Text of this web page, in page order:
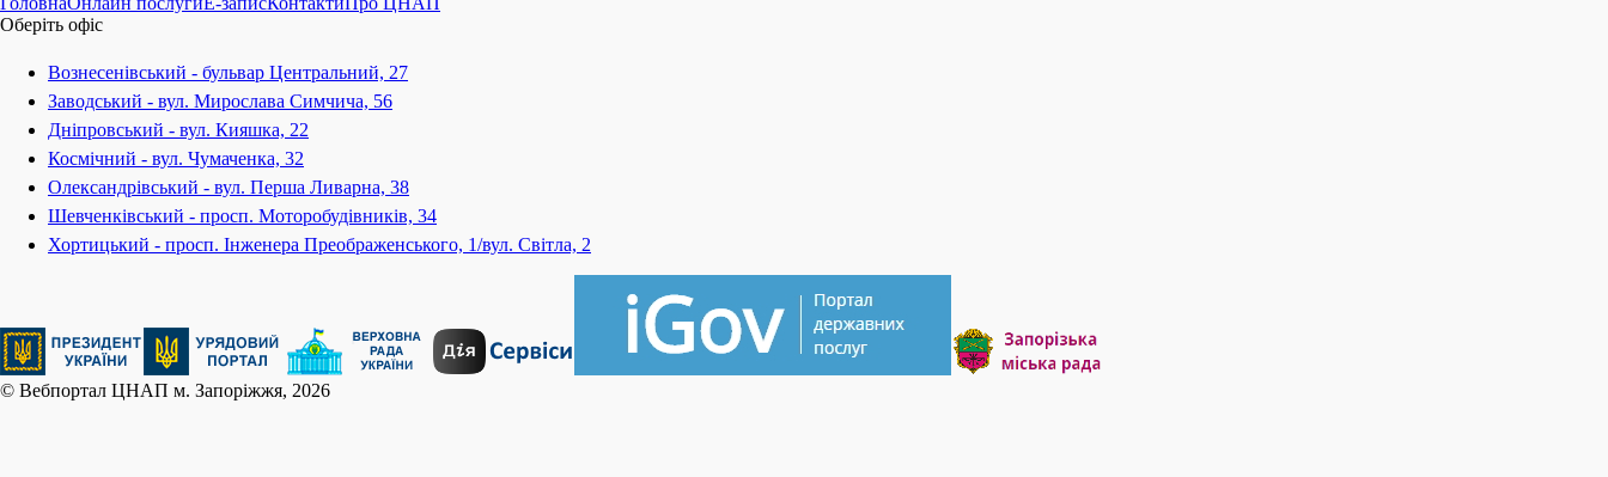
Оберіть офіс
Вознесенівський - бульвар Центральний, 27
Заводський - вул. Мирослава Симчича, 56
Дніпровський - вул. Кияшка, 22
Космічний - вул. Чумаченка, 32
Олександрівський - вул. Перша Ливарна, 38
Шевченківський - просп. Моторобудівників, 34
Хортицький - просп. Інженера Преображенського, 1/вул. Світла, 2
© Вебпортал ЦНАП м. Запоріжжя, 2026